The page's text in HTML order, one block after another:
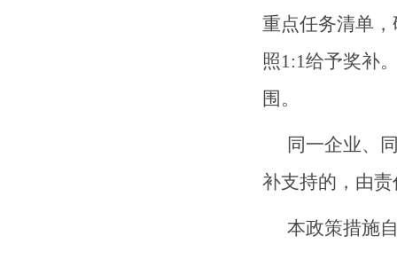
重点任务清单
照1:1给予奖补
围。
同一企业、
补支持的，由
本政策措施